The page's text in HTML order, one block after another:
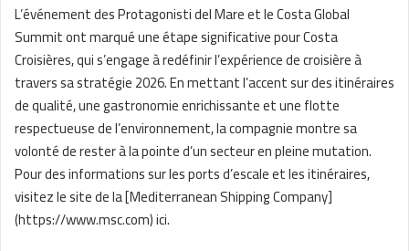
L’événement des Protagonisti del Mare et le Costa Global
Summit ont marqué une étape significative pour Costa
Croisières, qui s’engage à redéfinir l’expérience de croisière à
travers sa stratégie 2026. En mettant l’accent sur des itinéraires
de qualité, une gastronomie enrichissante et une flotte
respectueuse de l’environnement, la compagnie montre sa
volonté de rester à la pointe d’un secteur en pleine mutation.
Pour des informations sur les ports d’escale et les itinéraires,
visitez le site de la [Mediterranean Shipping Company]
(https://www.msc.com) ici.